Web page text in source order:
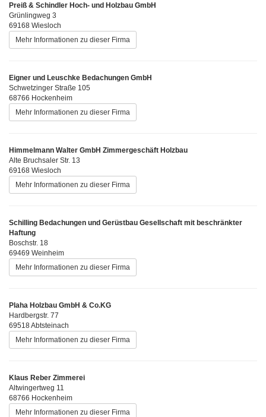
Preiß & Schindler Hoch- und Holzbau GmbH
Grünlingweg 3
69168 Wiesloch
Mehr Informationen zu dieser Firma
Eigner und Leuschke Bedachungen GmbH
Schwetzinger Straße 105
68766 Hockenheim
Mehr Informationen zu dieser Firma
Himmelmann Walter GmbH Zimmergeschäft Holzbau
Alte Bruchsaler Str. 13
69168 Wiesloch
Mehr Informationen zu dieser Firma
Schilling Bedachungen und Gerüstbau Gesellschaft mit beschränkter
Haftung
Boschstr. 18
69469 Weinheim
Mehr Informationen zu dieser Firma
Plaha Holzbau GmbH & Co.KG
Hardbergstr. 77
69518 Abtsteinach
Mehr Informationen zu dieser Firma
Klaus Reber Zimmerei
Altwingertweg 11
68766 Hockenheim
Mehr Informationen zu dieser Firma